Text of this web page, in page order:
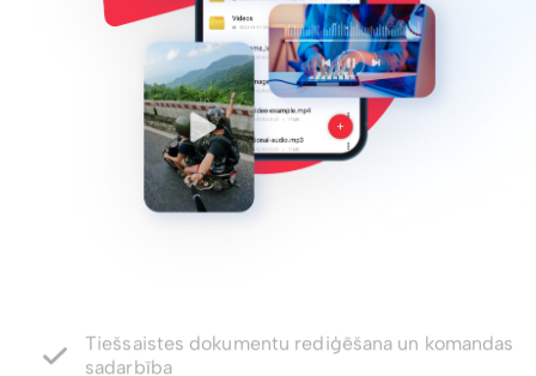
Antivīrusu skenēšana un GDPR atbilstoša